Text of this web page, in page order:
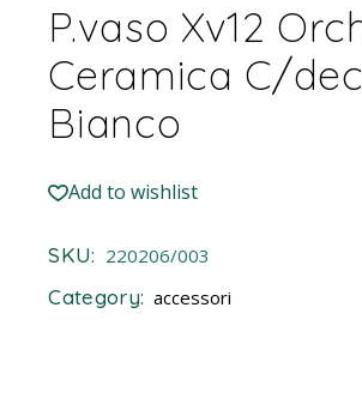
P.vaso Xv12
Ceramica C/
Bianco
Add to wishlist
SKU: 220206/003
Category: accessori